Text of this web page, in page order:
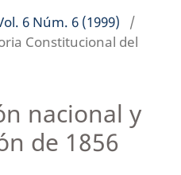
6 Núm. 6 (1999)
/
Constitucional del
nacional y
de 1856